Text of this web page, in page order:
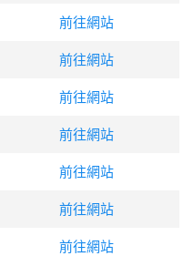
前往網站
前往網站
前往網站
前往網站
前往網站
前往網站
前往網站